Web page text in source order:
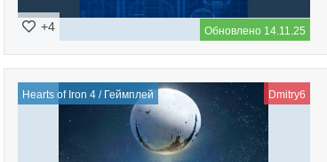
Обновлено 14.11.25
+4
Hearts of Iron 4 / Геймплей Dmitry6